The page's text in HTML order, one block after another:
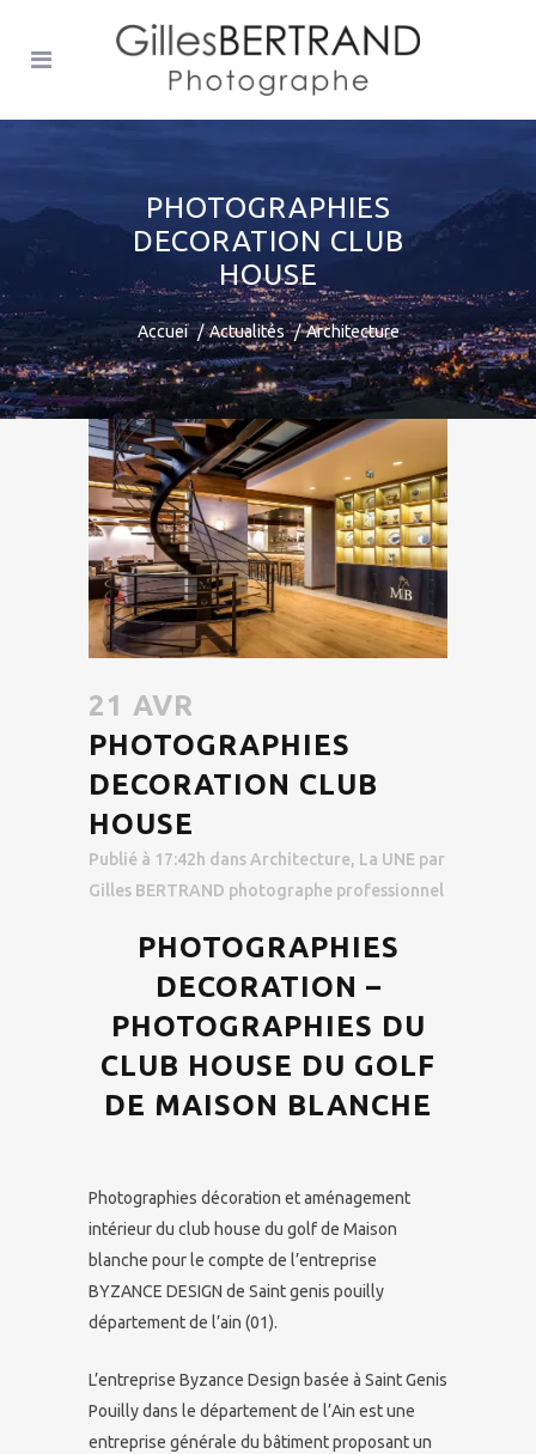
PHOTOGRAPHIES
DECORATION CLUB
HOUSE
Accuei Actualités Architecture
21 AVR
PHOTOGRAPHIES
DECORATION CLUB
HOUSE
Publié à 17:42h dans Architecture, La UNE par
Gilles BERTRAND photographe professionnel
PHOTOGRAPHIES
DECORATION –
PHOTOGRAPHIES DU
CLUB HOUSE DU GOLF
DE MAISON BLANCHE
Photographies décoration et aménagement
intérieur du club house du golf de Maison
blanche pour le compte de l’entreprise
BYZANCE DESIGN de Saint genis pouilly
département de l’ain (01).
L’entreprise Byzance Design basée à Saint Genis
Pouilly dans le département de l’Ain est une
entreprise générale du bâtiment proposant un